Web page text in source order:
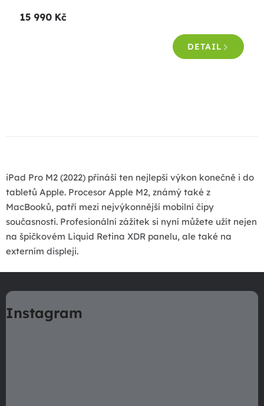
15 990 Kč
DETAIL
a
c
í
p
r
v
v
ý
iPad Pro M2 (2022) přináší ten nejlepší výkon konečně i do
tabletů Apple. Procesor Apple M2, známý také z
MacBooků, patří mezi nejvýkonnější mobilní čipy
současnosti. Profesionální zážitek si nyní můžete užít nejen
na špičkovém Liquid Retina XDR panelu, ale také na
externím displeji.
á
pInstagram